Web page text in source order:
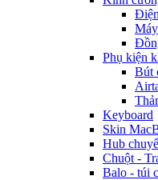
Phụ kiện
Bút
Keyboard
Skin
Hub
Chuột -
Balo - túi